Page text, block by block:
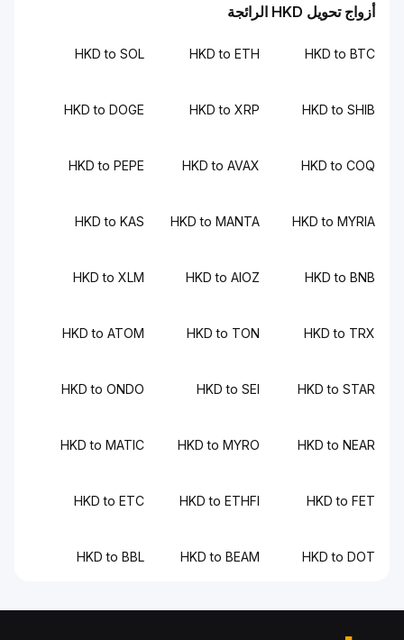
أزواج تحويل HKD الرائجة
HKD to BTC
HKD to ETH
HKD to SOL
HKD to SHIB
HKD to XRP
HKD to DOGE
HKD to COQ
HKD to AVAX
HKD to PEPE
HKD to MYRIA
HKD to MANTA
HKD to KAS
HKD to BNB
HKD to AIOZ
HKD to XLM
HKD to TRX
HKD to TON
HKD to ATOM
HKD to STAR
HKD to SEI
HKD to ONDO
HKD to NEAR
HKD to MYRO
HKD to MATIC
HKD to FET
HKD to ETHFI
HKD to ETC
HKD to DOT
HKD to BEAM
HKD to BBL